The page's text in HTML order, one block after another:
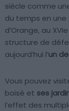
siècle comme
du temps en une
d’Orange, au
structure de
aujourd’hui l’un
Vous pouvez
boisé et ses
l’effet des